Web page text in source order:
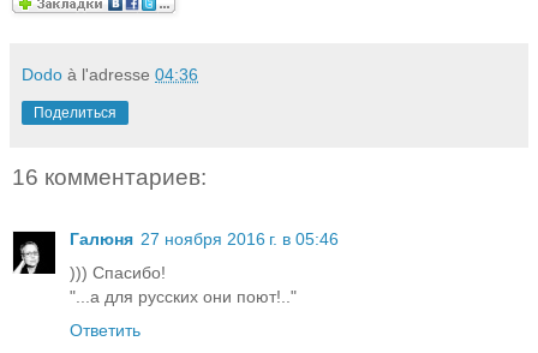
Dodo à l'adresse 04:36
Поделиться
16 комментариев:
Галюня 27 ноября 2016 г. в 05:46
))) Спасибо!
"...а для русских они поют!.."
Ответить